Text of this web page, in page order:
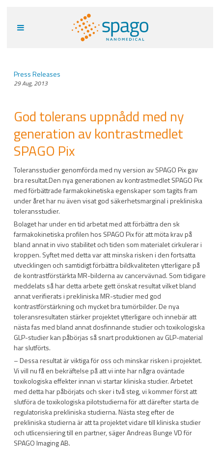
Press Releases
29 Aug, 2013
God tolerans uppnådd med ny
generation av kontrastmedlet
SPAGO Pix
Toleransstudier genomförda med ny version av SPAGO Pix gav
bra resultat.Den nya generationen av kontrastmedlet SPAGO Pix
med förbättrade farmakokinetiska egenskaper som tagits fram
under året har nu även visat god säkerhetsmarginal i prekliniska
toleransstudier.
Bolaget har under en tid arbetat med att förbättra den sk
farmakokinetiska profilen hos SPAGO Pix för att möta krav på
bland annat in vivo stabilitet och tiden som materialet cirkulerar i
kroppen. Syftet med detta var att minska risken i den fortsatta
utvecklingen och samtidigt förbättra bildkvaliteten ytterligare på
de kontrastförstärkta MR-bilderna av cancervävnad. Som tidigare
meddelats så har detta arbete gett önskat resultat vilket bland
annat verifierats i prekliniska MR-studier med god
kontrastförstärkning och mycket bra tumörbilder. De nya
toleransresultaten stärker projektet ytterligare och innebär att
nästa fas med bland annat dosfinnande studier och toxikologiska
GLP-studier kan påbörjas så snart produktionen av GLP-material
har slutförts.
– Dessa resultat är viktiga för oss och minskar risken i projektet.
Vi vill nu få en bekräftelse på att vi inte har några oväntade
toxikologiska effekter innan vi startar kliniska studier. Arbetet
med detta har påbörjats och sker i två steg, vi kommer först att
slutföra de toxikologiska pilotstudierna för att därefter starta de
regulatoriska prekliniska studierna. Nästa steg efter de
prekliniska studierna är att ta projektet vidare till kliniska studier
och utlicensiering till en partner, säger Andreas Bunge VD för
SPAGO Imaging AB.